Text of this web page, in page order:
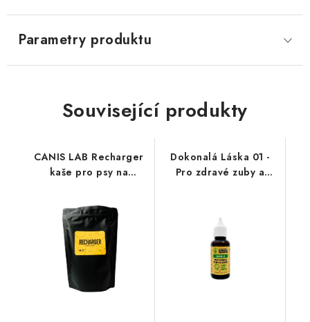
Parametry produktu
Související produkty
CANIS LAB Recharger
kaše pro psy na
živin 600g
Dokonalá Láska 01 -
Pro zdravé zuby a